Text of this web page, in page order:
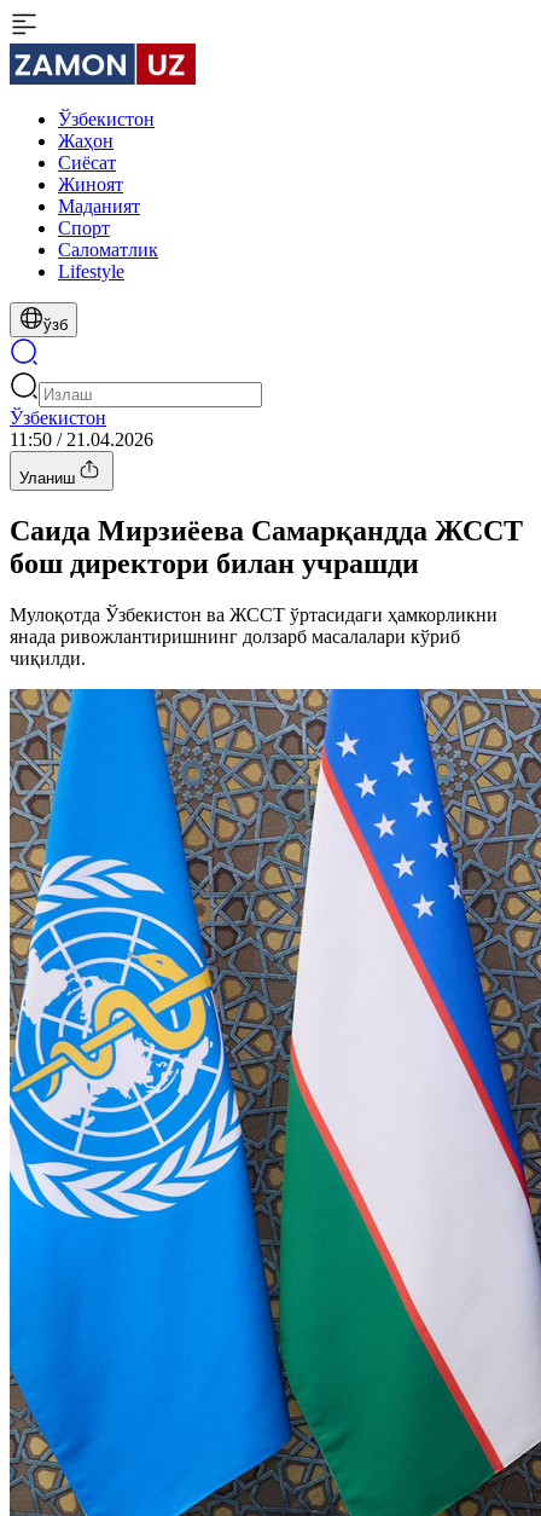
Ўзбекистон
Жаҳон
Сиёсат
Жиноят
Маданият
Спорт
Cаломатлик
Lifestyle
ўзб
Ўзбекистон
11:50 / 21.04.2026
Уланиш
Саида Мирзиёева Самарқандда ЖССТ
бош директори билан учрашди
Мулоқотда Ўзбекистон ва ЖССТ ўртасидаги ҳамкорликни
янада ривожлантиришнинг долзарб масалалари кўриб
чиқилди.